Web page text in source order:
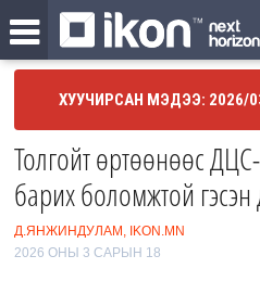
ХУУЧИРСАН МЭДЭЭ: 2026/
Толгойт өртөөнөөс
барих боломжтой гэсэн
Д.ЯНЖИНДУЛАМ, IKON.MN
2026 ОНЫ 3 САРЫН 18